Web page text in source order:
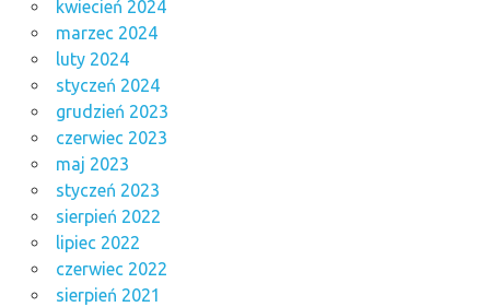
kwiecień 2024
marzec 2024
luty 2024
styczeń 2024
grudzień 2023
czerwiec 2023
maj 2023
styczeń 2023
sierpień 2022
lipiec 2022
czerwiec 2022
sierpień 2021